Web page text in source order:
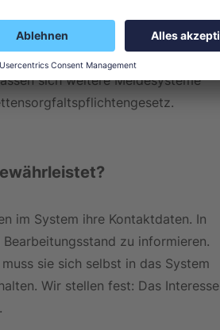
Alles rund um diesen
– zum Beispiel interne
werden und aufzeigen, was
sich weitere Meldesysteme
im System ihre Kontaktdaten. In
zu informieren.
sie sich selbst in das System
Wir stellen fest: Das Interesse